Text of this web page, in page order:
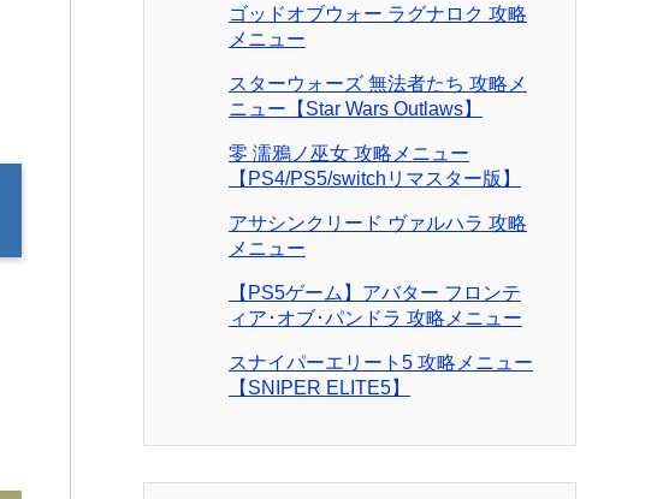
ゴッドオブウォー ラグナロク 攻略
メニュー
スターウォーズ 無法者たち 攻略メ
ニュー【Star Wars Outlaws】
零 濡鴉ノ巫女 攻略メニュー
【PS4/PS5/switchリマスター版】
アサシンクリード ヴァルハラ 攻略
メニュー
【PS5ゲーム】アバター フロンテ
ィア･オブ･パンドラ 攻略メニュー
スナイパーエリート5 攻略メニュー
【SNIPER ELITE5】